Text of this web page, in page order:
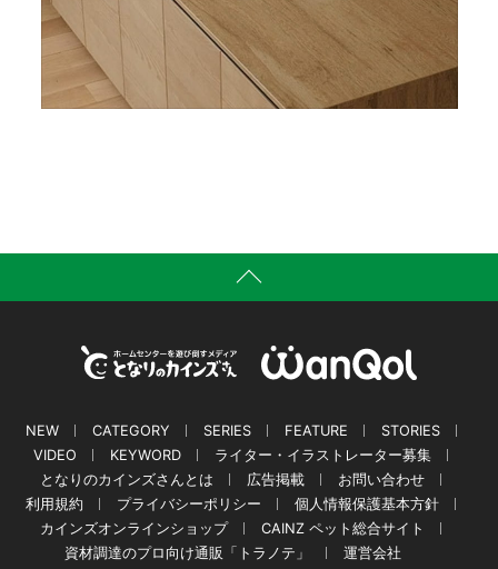
NEW CATEGORY SERIES FEATURE
STORIES
VIDEO
KEYWORD
ライター・イラストレーター募集
となりのカインズさんとは
広告掲載
お問い合わせ
利用規約
プライバシーポリシー
個人情報保護基本方針
カインズオンラインショップ
CAINZ ペット総合サイト
資材調達のプロ向け通販「トラノテ」
運営会社